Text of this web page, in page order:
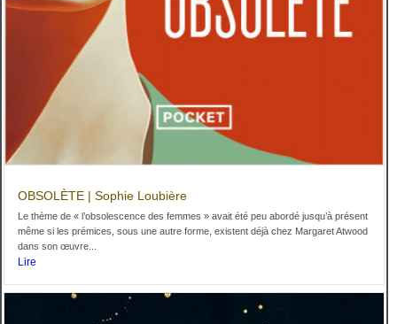
OBSOLÈTE | Sophie Loubière
Le thème de « l’obsolescence des femmes » avait été peu abordé jusqu’à présent
même si les prémices, sous une autre forme, existent déjà chez Margaret Atwood
dans son œuvre...
Lire